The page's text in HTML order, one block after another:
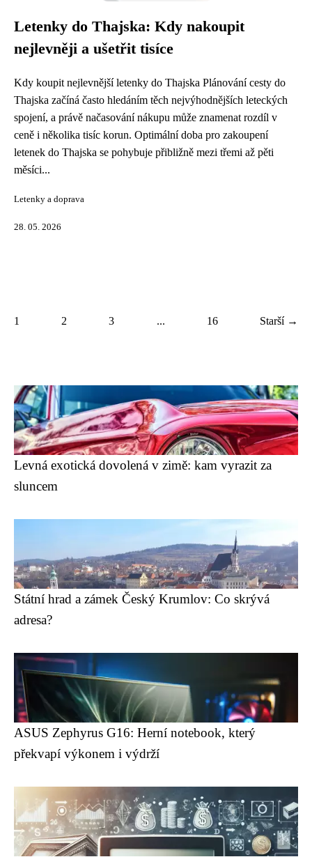
Letenky do Thajska: Kdy nakoupit
nejlevněji a ušetřit tisíce
Kdy koupit nejlevnější letenky do Thajska Plánování cesty do
Thajska začíná často hledáním těch nejvýhodnějších leteckých
spojení, a právě načasování nákupu může znamenat rozdíl v
ceně i několika tisíc korun. Optimální doba pro zakoupení
letenek do Thajska se pohybuje přibližně mezi třemi až pěti
měsíci...
Letenky a doprava
28. 05. 2026
1 2 3 ... 16 Starší →
Levná exotická dovolená v zimě: kam vyrazit za
sluncem
Státní hrad a zámek Český Krumlov: Co skrývá
adresa?
ASUS Zephyrus G16: Herní notebook, který
překvapí výkonem i výdrží